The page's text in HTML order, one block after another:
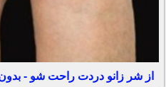
از شر زانو دردت راحت شو -